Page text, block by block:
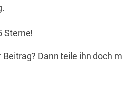
Sterne!
Beitrag? Dann teile ihn doch